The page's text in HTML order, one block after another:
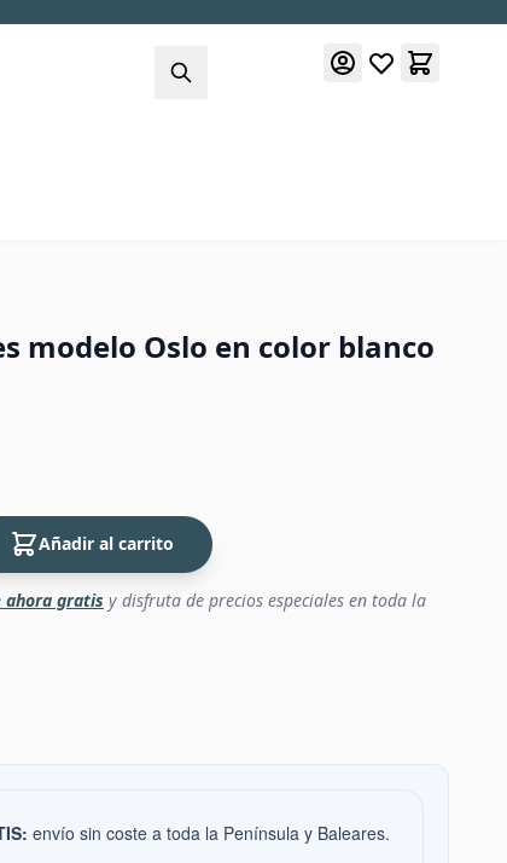
modelo Oslo en color blanco
Añadir al carrito
gratis y disfruta de precios especiales en toda la
envío sin coste a toda la Península y Baleares.